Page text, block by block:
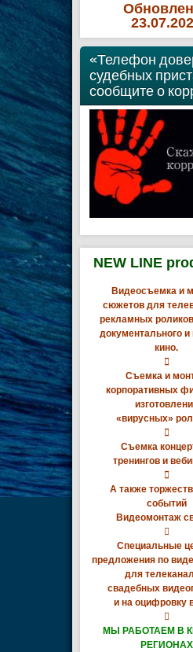
23.07
«Телефон
судебных
сообщите о
NEW LINE
Видеосъемка и
сюжетов для
рекламных
документального и
кино.

Съемка и
корпоративных
«вирусных»

Съемка
тренингов и

А также
событий
Видеомонтаж

Специальные
предложения по
для
свадебных
и на оцифровку

МЫ РАБОТАЕМ В
РЕГИОНАХ